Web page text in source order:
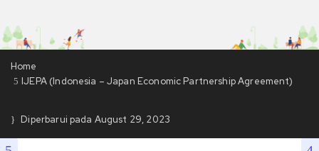
Home
IJEPA (Indonesia – Japan Economic Partnership Agreement)
Diperbarui pada August 29, 2023